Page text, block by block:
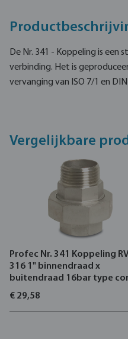
De Nr. 341 - Koppeling is een
verbinding. Het is
vervanging van ISO 7/1 en
Vergelijkbare
Profec Nr. 341 Koppeling
316 1" binnendraad x
buitendraad 16bar type
€ 29,58